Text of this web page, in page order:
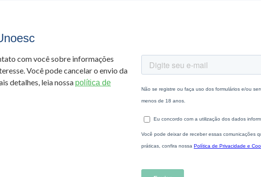
com você sobre informações
Você pode cancelar o envio da
detalhes, leia nossa política de